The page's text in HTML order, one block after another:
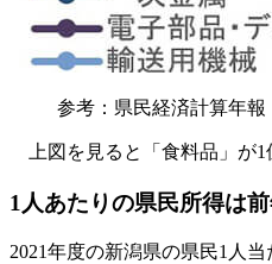
参考：県民経済計算年
上図を見ると「食料品」が1
1人あたりの県民所得は
2021年度の新潟県の県民1人